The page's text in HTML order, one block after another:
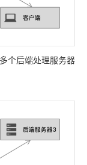
个后端处理服务器